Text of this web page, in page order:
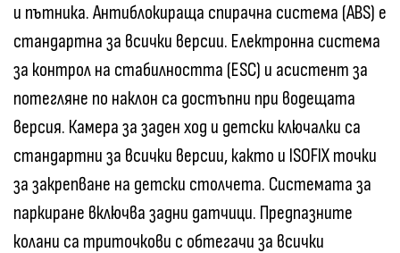
и пътника. Антиблокираща спирачна система (ABS) е
стандартна за всички версии. Електронна система
за контрол на стабилността (ESC) и асистент за
потегляне по наклон са достъпни при водещата
версия. Камера за заден ход и детски ключалки са
стандартни за всички версии, както и ISOFIX точки
за закрепване на детски столчета. Системата за
паркиране включва задни датчици. Предпазните
колани са триточкови с обтегачи за всички